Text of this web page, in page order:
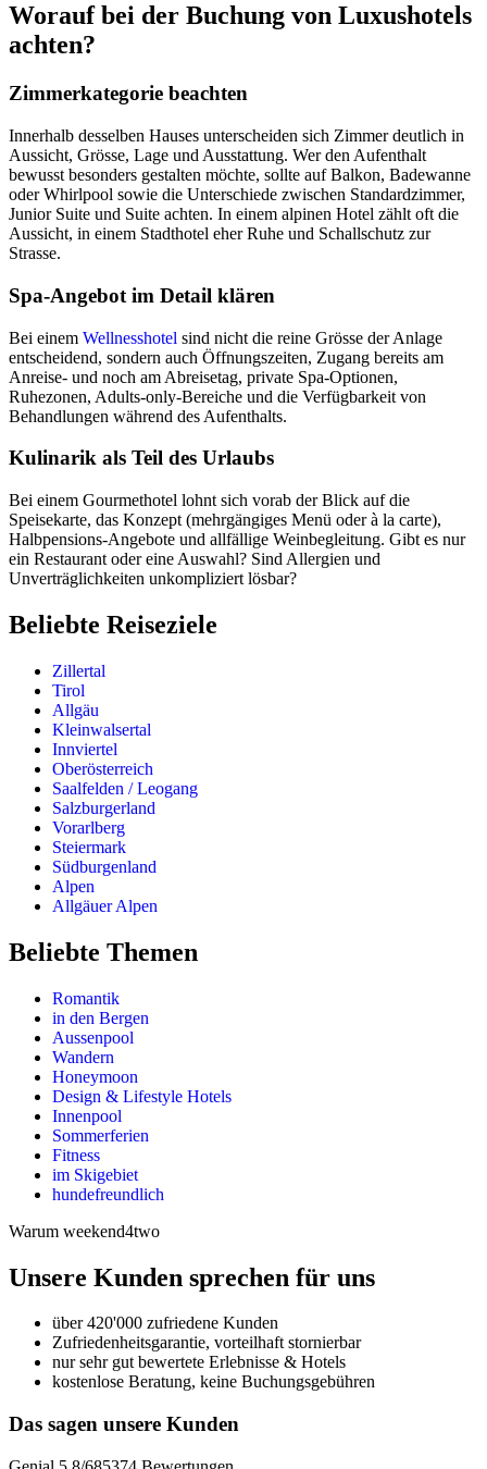
Worauf bei der Buchung von Luxushotels
achten?
Zimmerkategorie beachten
Innerhalb desselben Hauses unterscheiden sich Zimmer deutlich in
Aussicht, Grösse, Lage und Ausstattung. Wer den Aufenthalt
bewusst besonders gestalten möchte, sollte auf Balkon, Badewanne
oder Whirlpool sowie die Unterschiede zwischen Standardzimmer,
Junior Suite und Suite achten. In einem alpinen Hotel zählt oft die
Aussicht, in einem Stadthotel eher Ruhe und Schallschutz zur
Strasse.
Spa-Angebot im Detail klären
Bei einem Wellnesshotel sind nicht die reine Grösse der Anlage
entscheidend, sondern auch Öffnungszeiten, Zugang bereits am
Anreise- und noch am Abreisetag, private Spa-Optionen,
Ruhezonen, Adults-only-Bereiche und die Verfügbarkeit von
Behandlungen während des Aufenthalts.
Kulinarik als Teil des Urlaubs
Bei einem Gourmethotel lohnt sich vorab der Blick auf die
Speisekarte, das Konzept (mehrgängiges Menü oder à la carte),
Halbpensions-Angebote und allfällige Weinbegleitung. Gibt es nur
ein Restaurant oder eine Auswahl? Sind Allergien und
Unverträglichkeiten unkompliziert lösbar?
Beliebte Reiseziele
Zillertal
Tirol
Allgäu
Kleinwalsertal
Innviertel
Oberösterreich
Saalfelden / Leogang
Salzburgerland
Vorarlberg
Steiermark
Südburgenland
Alpen
Allgäuer Alpen
Beliebte Themen
Romantik
in den Bergen
Aussenpool
Wandern
Honeymoon
Design & Lifestyle Hotels
Innenpool
Sommerferien
Fitness
im Skigebiet
hundefreundlich
Warum weekend4two
Unsere Kunden sprechen für uns
über 420'000 zufriedene Kunden
Zufriedenheitsgarantie, vorteilhaft stornierbar
nur sehr gut bewertete Erlebnisse & Hotels
kostenlose Beratung, keine Buchungsgebühren
Das sagen unsere Kunden